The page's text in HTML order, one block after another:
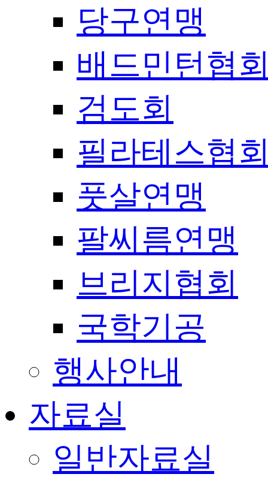
당구연맹
배드민턴협
검도회
필라테스협
풋살연맹
팔씨름연맹
브리지협회
국학기공
행사안내
자료실
일반자료실